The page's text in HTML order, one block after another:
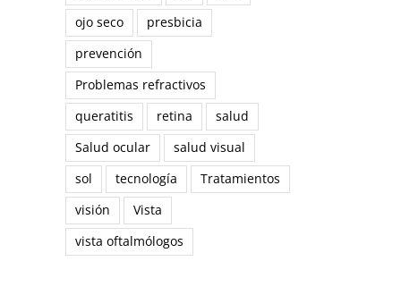
ojo seco
presbicia
prevención
Problemas refractivos
queratitis
retina
salud
Salud ocular
salud visual
sol
tecnología
Tratamientos
visión
Vista
vista oftalmólogos